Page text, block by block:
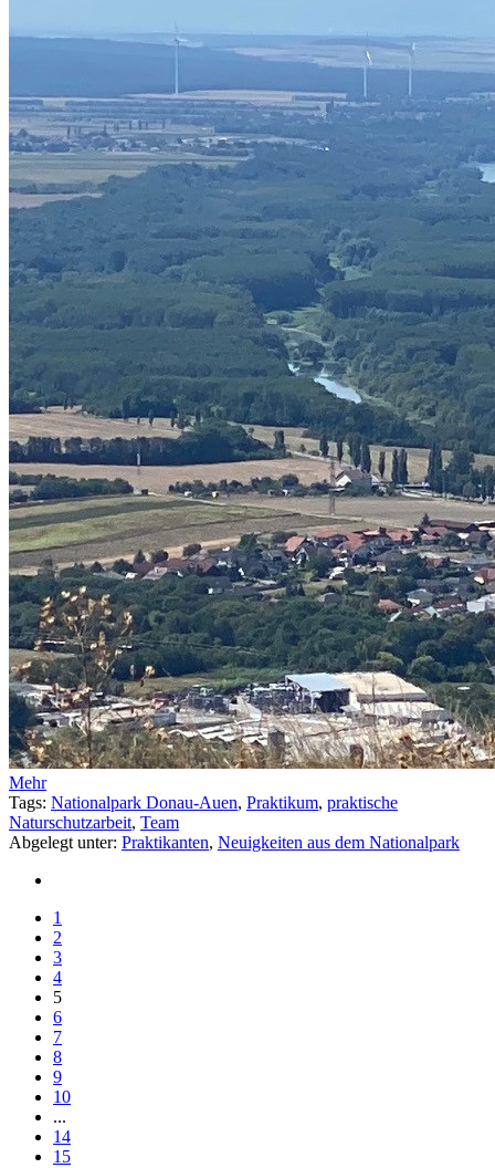
Mehr
Tags: Nationalpark Donau-Auen, Praktikum, praktische
Naturschutzarbeit, Team
Abgelegt unter: Praktikanten, Neuigkeiten aus dem Nationalpark
1
2
3
4
5
6
7
8
9
10
...
14
15